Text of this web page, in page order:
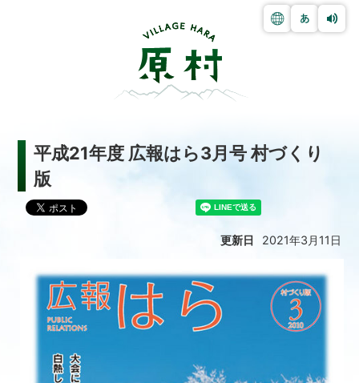
平成21年度 広報はら3月号 村づくり
版
更新日 2021年3月11日